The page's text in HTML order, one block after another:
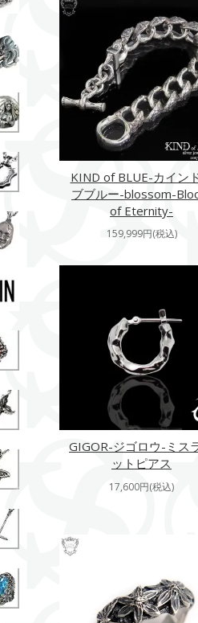
KIND of BLUE-カイン
ブブルー-blossom-
of Eternity-
159,999円(税込)
GIGOR-ジゴロウ-ミス
ットピアス
17,600円(税込)